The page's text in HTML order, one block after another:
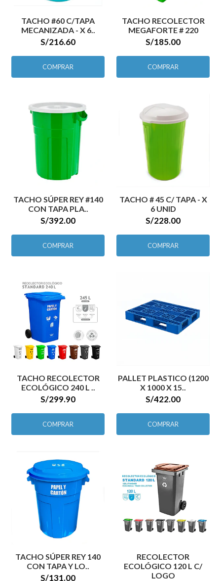
TACHO #60 C/TAPA
MECANIZADA - X 6..
S/216.60
COMPRAR
TACHO RECOLECTOR
MEGAFORTE # 220
S/185.00
COMPRAR
TACHO SÚPER REY #140
CON TAPA PLA..
S/392.00
COMPRAR
TACHO # 45 C/ TAPA - X
6 UNID
S/228.00
COMPRAR
TACHO RECOLECTOR
ECOLÓGICO 240 L ..
S/299.90
COMPRAR
PALLET PLASTICO (1200
X 1000 X 15..
S/422.00
COMPRAR
TACHO SÚPER REY 140
CON TAPA Y LO..
S/131.00
RECOLECTOR
ECOLÓGICO 120 L C/
LOGO